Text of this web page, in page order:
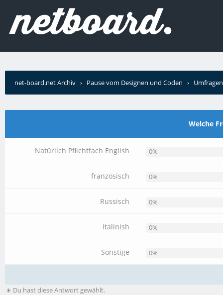
net-board.net Archiv › Pause vom Designen und Coden › Umfragen
Welche
Natürlich Pflichtfach English 0%
französisch 0%
Russisch 0%
Italinish 0%
Sonstige 0%
∗ Du hast diese Antwort gewählt.